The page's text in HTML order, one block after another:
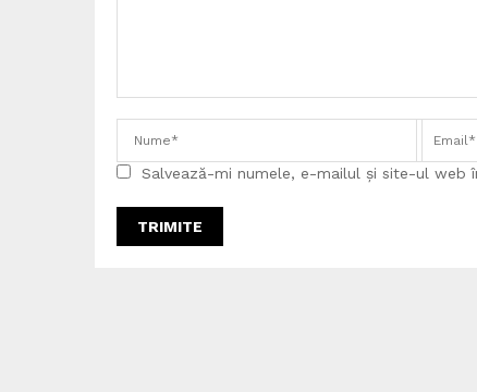
Salvează-mi numele, e-mailul și site-ul